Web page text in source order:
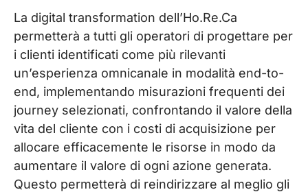
La digital transformation dell’Ho.Re.Ca
permetterà a tutti gli operatori di progettare per
i clienti identificati come più rilevanti
un’esperienza omnicanale in modalità end-to-
end, implementando misurazioni frequenti dei
journey selezionati, confrontando il valore della
vita del cliente con i costi di acquisizione per
allocare efficacemente le risorse in modo da
aumentare il valore di ogni azione generata.
Questo permetterà di reindirizzare al meglio gli